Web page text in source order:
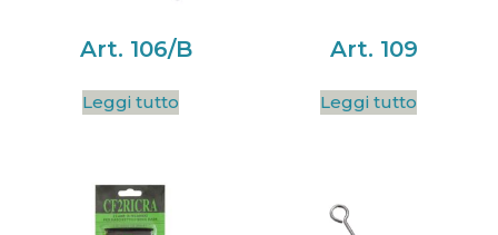
Art. 106/B
Leggi tutto
Art. 109
Leggi tutto